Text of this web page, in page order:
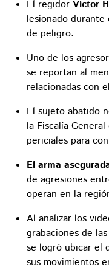
El regidor Víctor
lesionado
de peligro.
Uno de los
se reportan al
relacionadas con
El sujeto abatido
la Fiscalía
periciales para
El arma
de agresiones
operan en la
Al analizar los
grabaciones de
se logró ubicar el
sus movimientos